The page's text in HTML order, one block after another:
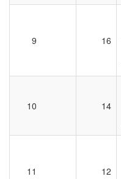
9 16
10 14
11 12